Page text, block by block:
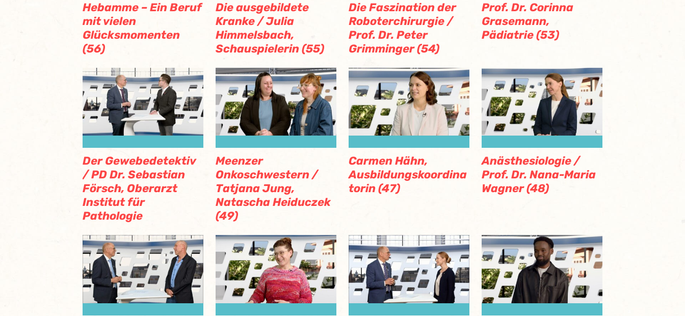
Hebamme – Ein Beruf
mit vielen
Glücksmomenten
(56)
Die ausgebildete
Kranke / Julia
Himmelsbach,
Schauspielerin (55)
Die Faszination der
Roboterchirurgie /
Prof. Dr. Peter
Grimminger (54)
Prof. Dr. Corinna
Grasemann,
Pädiatrie (53)
Der Gewebedetektiv
/ PD Dr. Sebastian
Försch, Oberarzt
Institut für
Pathologie
Meenzer
Onkoschwestern /
Tatjana Jung,
Natascha Heiduczek
(49)
Carmen Hähn,
Ausbildungskoordina
torin (47)
Anästhesiologie /
Prof. Dr. Nana-Maria
Wagner (48)